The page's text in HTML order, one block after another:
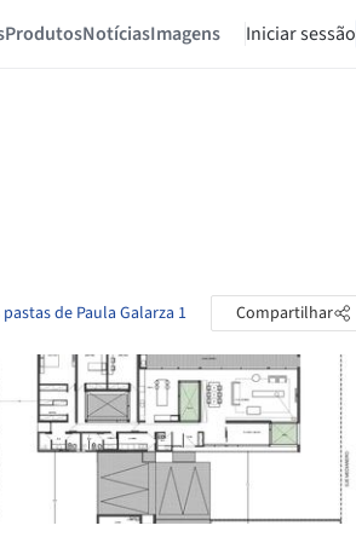
ProdutosNotíciasImagens Iniciar sessão
de Paula Galarza 1 Compartilhar